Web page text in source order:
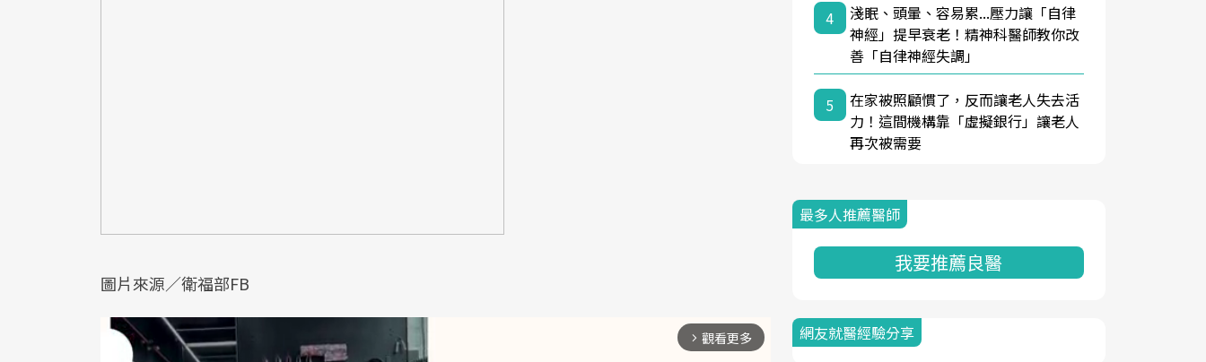
圖片來源／衛福部FB
arrow_forward_ios 觀看更多
4
淺眠、頭暈、容易累...壓力讓「自律
神經」提早衰老！精神科醫師教你改
善「自律神經失調」
5
在家被照顧慣了，反而讓老人失去活
力！這間機構靠「虛擬銀行」讓老人
再次被需要
最多人推薦醫師
我要推薦良醫
網友就醫經驗分享